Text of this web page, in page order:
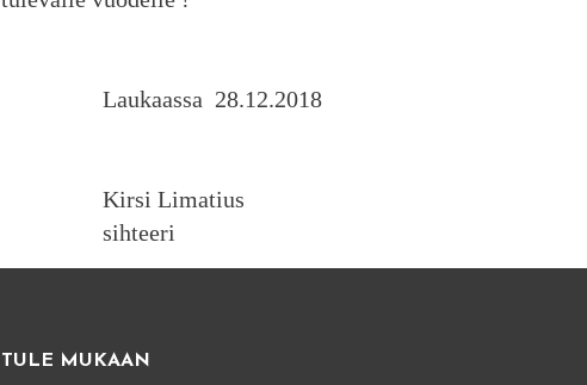
Laukaassa 28.12.2018
Kirsi Limatius
sihteeri
TULE MUKAAN